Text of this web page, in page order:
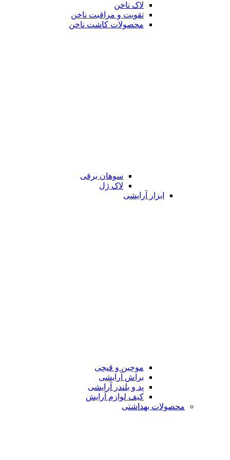
لاک ناخن
تقویت و مراقبت ناخن
محصولات کاشت ناخن
سوهان برقی
لاک ژل
ابزار آرایشی
موچین و قیچی
براش آرایشی
پد و بلندر آرایشی
کیف لوازم آرایش
محصولات بهداشتی